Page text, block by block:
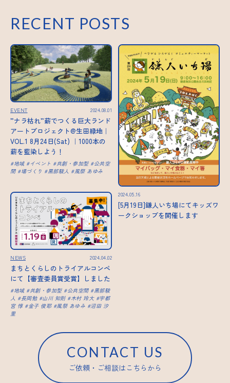
RECENT POSTS
EVENT 2024.08.01
”ナラ枯れ”薪でつくる巨大ランド
アートプロジェクト@生田緑地｜
VOL.1 8月24日(Sat) ｜1000本の
薪を藍染しよう！
地域 イベント 共創・参加型
公共空
間
場づくり 黒部駿人 風祭 あゆみ
2024.05.16
[5月19日]鎌人いち場にてキッズワ
ークショップを開催します
NEWS 2024.04.02
まちとくらしのトライアルコンペ
にて【審査委員賞受賞】しました
地域 共創・参加型 公共空間
黒部駿
人
長岡勉 山川 知則 木村 玲大
宇都
宮 惇
金子 俊耶 風祭 あゆみ
沼田 汐
里
CONTACT US
ご依頼・ご相談はこちらから